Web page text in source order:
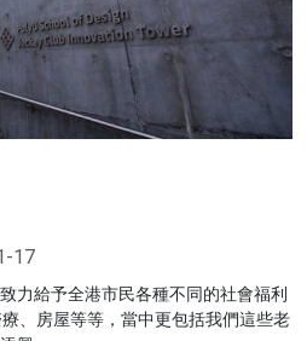
17
力給予全港市民各種不同的社會福利
、房屋等等，當中更包括我們這些老